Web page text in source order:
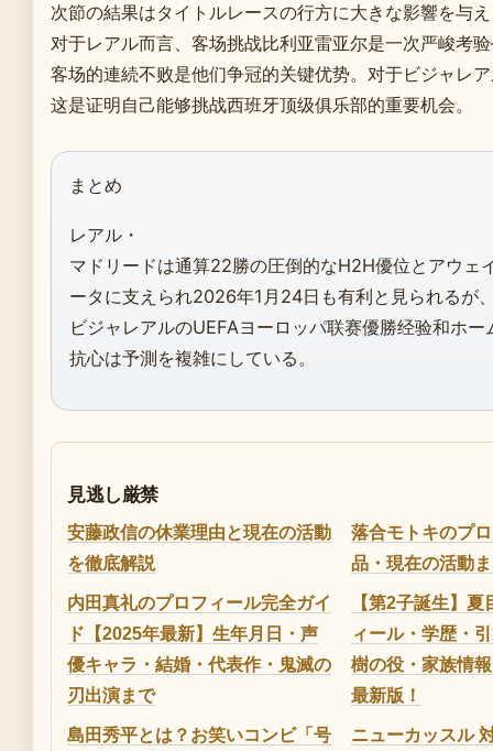
次節の結果はタイトルレースの行方に大きな影響を与
对于レアル而言、客场挑战比利亚雷亚尔是一次严峻考
客场的連続不败是他们争冠的关键优势。对于ビジャレ
这是证明自己能够挑战西班牙顶级俱乐部的重要机会。
まとめ
レアル・
マドリードは通算22勝の圧倒的なH2H優位とアウェ
ータに支えられ2026年1月24日も有利と見られるが
ビジャレアルのUEFAヨーロッパ联赛優勝经验和ホー
抗心は予測を複雑にしている。
見逃し厳禁
安藤政信の休業理由と現在の活動
を徹底解説
落合モトキのプ
品・現在の活動
内田真礼のプロフィール完全ガイ
ド【2025年最新】生年月日・声
優キャラ・結婚・代表作・鬼滅の
刃出演まで
【第2子誕生】
ィール・学歴・
樹の役・家族情
最新版！
島田秀平とは？お笑いコンビ「号
ニューカッスル